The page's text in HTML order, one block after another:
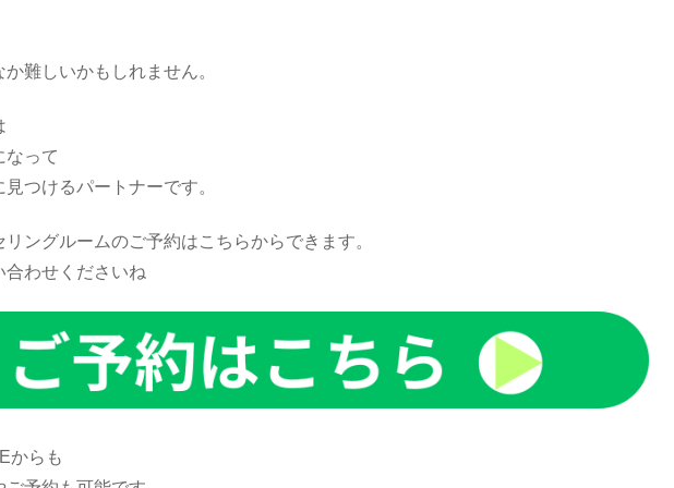
難しいかもしれません。
なって
つけるパートナーです。
ングルームのご予約はこちらからできます。
合わせくださいね
からも